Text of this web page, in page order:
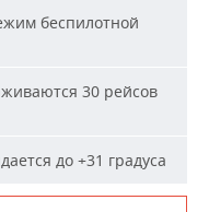
беспилотной
30 рейсов
до +31 градуса